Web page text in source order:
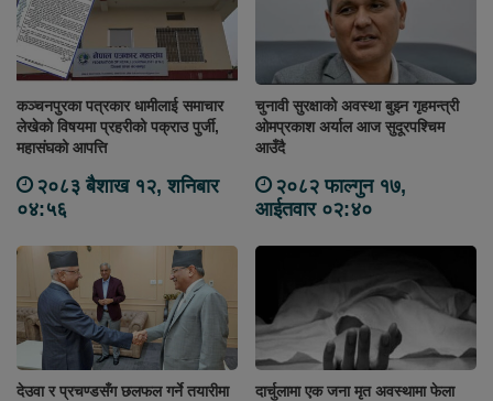
कञ्चनपुरका पत्रकार धामीलाई समाचार
लेखेको विषयमा प्रहरीको पक्राउ पुर्जी,
महासंघको आपत्ति
२०८३ बैशाख १२, शनिबार
०४:५६
चुनावी सुरक्षाको अवस्था बुझ्न गृहमन्त्री
ओमप्रकाश अर्याल आज सुदूरपश्चिम
आउँदै
२०८२ फाल्गुन १७,
आईतवार ०२:४०
देउवा र प्रचण्डसँग छलफल गर्ने तयारीमा
दार्चुलामा एक जना मृत अवस्थामा फेला